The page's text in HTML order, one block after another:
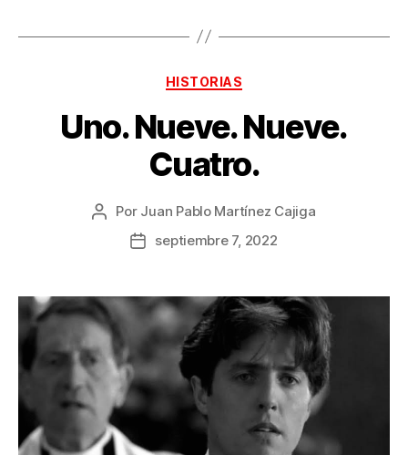
Categorías
HISTORIAS
Uno. Nueve. Nueve.
Cuatro.
Autor
Por Juan Pablo Martínez Cajiga
Fecha
publicación
septiembre 7, 2022